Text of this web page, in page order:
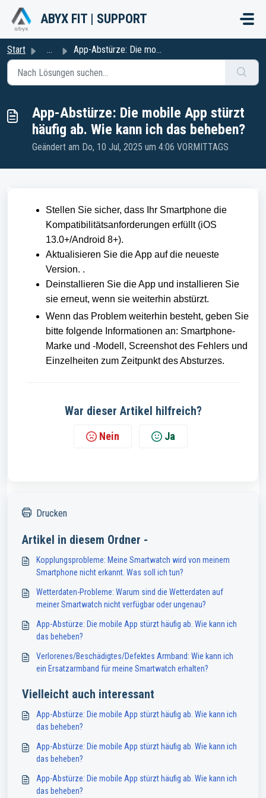
Zum hauptsächlichen Inhalt gehen
ABYX FIT | SUPPORT
Start ... App-Abstürze: Die mobile App stürzt häufig ab. Wie kann i...
App-Abstürze: Die mobile App stürzt
häufig ab. Wie kann ich das beheben?
Geändert am Do, 10 Jul, 2025 um 4:06 VORMITTAGS
Stellen Sie sicher, dass Ihr Smartphone die
Kompatibilitätsanforderungen erfüllt (iOS
13.0+/Android 8+).
Aktualisieren Sie die App auf die neueste
Version. .
Deinstallieren Sie die App und installieren Sie
sie erneut, wenn sie weiterhin abstürzt.
Wenn das Problem weiterhin besteht, geben Sie
bitte folgende Informationen an: Smartphone-
Marke und -Modell, Screenshot des Fehlers und
Einzelheiten zum Zeitpunkt des Absturzes.
War dieser Artikel hilfreich?
Nein Ja
Drucken
Artikel in diesem Ordner -
Kopplungsprobleme: Meine Smartwatch wird von meinem
Smartphone nicht erkannt. Was soll ich tun?
Wetterdaten-Probleme: Warum sind die Wetterdaten auf
meiner Smartwatch nicht verfügbar oder ungenau?
App-Abstürze: Die mobile App stürzt häufig ab. Wie kann ich
das beheben?
Verlorenes/Beschädigtes/Defektes Armband: Wie kann ich
ein Ersatzarmband für meine Smartwatch erhalten?
Vielleicht auch interessant
App-Abstürze: Die mobile App stürzt häufig ab. Wie kann ich
das beheben?
App-Abstürze: Die mobile App stürzt häufig ab. Wie kann ich
das beheben?
App-Abstürze: Die mobile App stürzt häufig ab. Wie kann ich
das beheben?